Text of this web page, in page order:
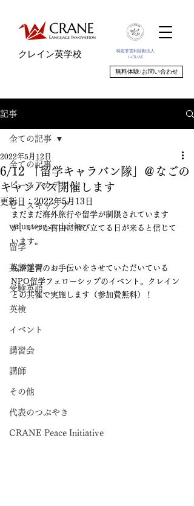
特定非営利活動法人
U-CRANE
クレイン英学校
無料体験/お問い合わせ
記事
全ての記事
ピースアカデミー
ピースキャンプ
volunteer_activities
留学
英語学習
受験英語
英検
イベント
講習会
講師
その他
代表のつぶやき
CRANE Peace Initiative
全ての記事
6/12 「留学キャラバン隊」＠なごの
キャンパス開催します
2022年5月12日
更新日： 2022年5月13日
まだまだ海外旅行や留学が制限されています
が、いつか自由に飛び立てる日が来ると信じて
います。
私が運営のお手伝いをさせていただいている
NPO留学フェローシップのイベント。クレイン
との共催で実施します（参加費無料）！